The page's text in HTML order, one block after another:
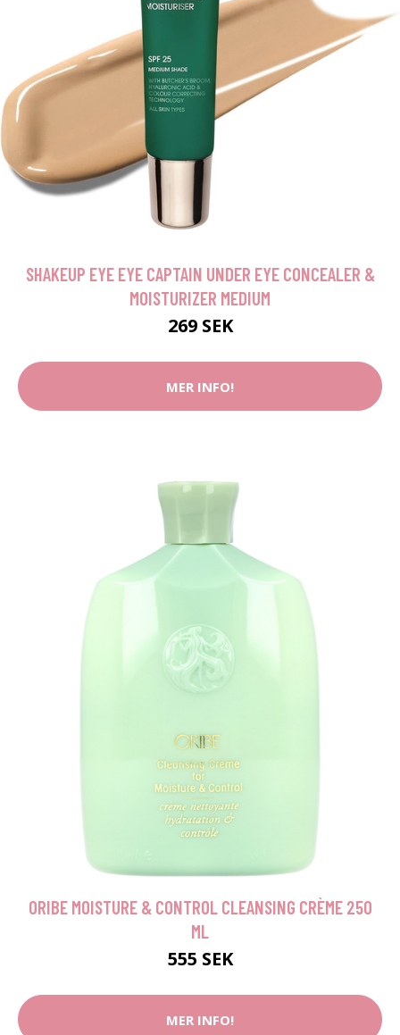
SHAKEUP EYE EYE CAPTAIN UNDER EYE CONCEALER &
MOISTURIZER MEDIUM
269 SEK
MER INFO!
ORIBE MOISTURE & CONTROL CLEANSING CRÈME 250
ML
555 SEK
MER INFO!